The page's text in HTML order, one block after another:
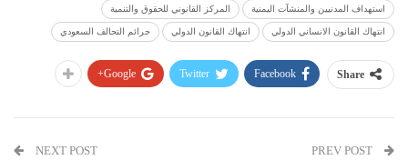
استهداف المدنيين والمنشآت اليمنية المركز القانوني للحقوق والتنمية
انتهاك القانون الانساني الدولي انتهاك القانون الدولي جرائم التحالف السعودي
Share
Facebook
Twitter
Google+
NEXT POST